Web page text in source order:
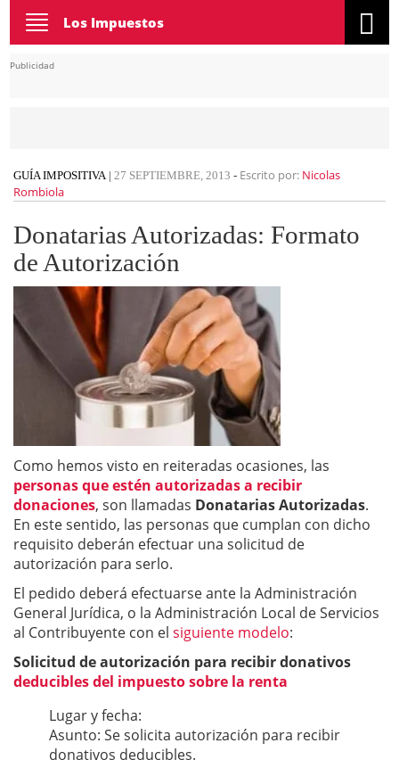
Toggle
navigation
Los Impuestos
Publicidad
GUÍA IMPOSITIVA| 27 SEPTIEMBRE, 2013 - Escrito por: Nicolas
Rombiola
Donatarias Autorizadas: Formato
de Autorización
Como hemos visto en reiteradas ocasiones, las
personas que estén autorizadas a recibir
donaciones, son llamadas Donatarias Autorizadas.
En este sentido, las personas que cumplan con dicho
requisito deberán efectuar una solicitud de
autorización para serlo.
El pedido deberá efectuarse ante la Administración
General Jurídica, o la Administración Local de Servicios
al Contribuyente con el siguiente modelo:
Solicitud de autorización para recibir donativos
deducibles del impuesto sobre la renta
Lugar y fecha:
Asunto: Se solicita autorización para recibir
donativos deducibles.